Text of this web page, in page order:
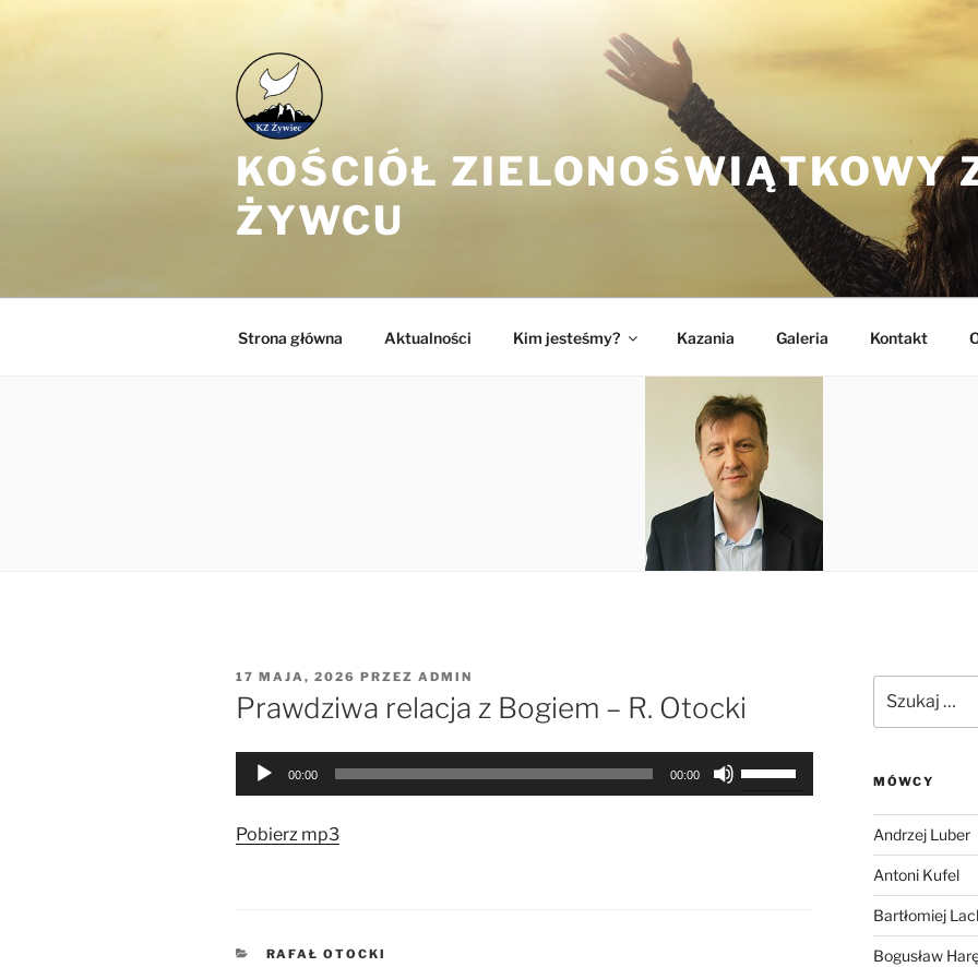
KOŚCIÓŁ ZIELONOŚWIĄTKOWY
ŻYWCU
Strona główna Aktualności Kim jesteśmy? Kazania Galeria Kontakt
OPUBLIKOWANE
W
17 MAJA, 2026 PRZEZ ADMIN
Prawdziwa relacja z Bogiem – R. Otocki
Odtwarzacz
00:00 00:00
Pobierz mp3
KATEGORIE
RAFAŁ OTOCKI
MÓWCY
Andrzej Luber
Antoni Kufel
Bartłomiej
Bogusław